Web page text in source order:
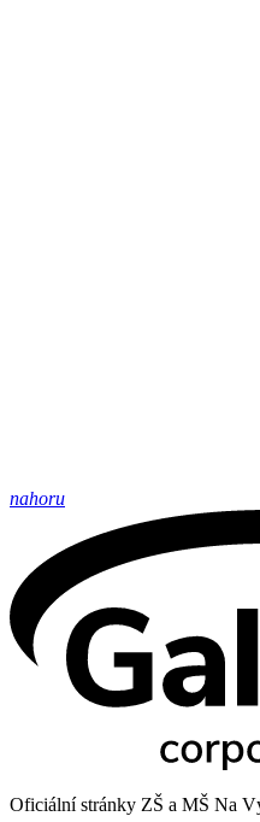
nahoru
Oficiální stránky ZŠ a MŠ Na